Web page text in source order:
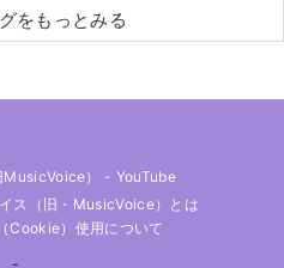
をもっとみる
） - YouTube
ス（旧・MusicVoice）とは
cookie）使用について
-